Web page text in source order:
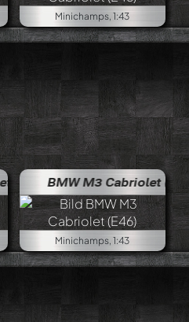
Minichamps, 1:43
BMW M3 Cabriolet (E46)
Minichamps, 1:43